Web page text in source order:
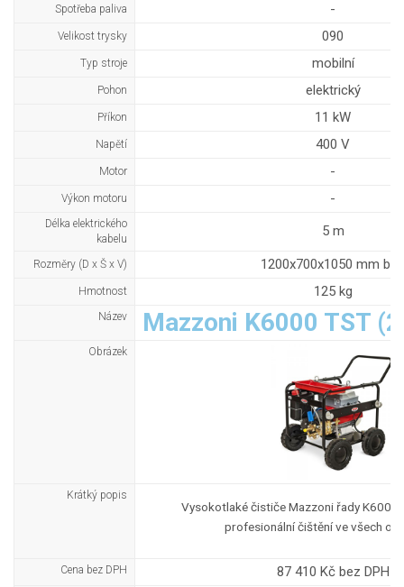
Spotřeba paliva -
Velikost trysky 090
Typ stroje mobilní
Pohon elektrický
Příkon 11 kW
Napětí 400 V
Motor -
Výkon motoru -
Délka elektrického
kabelu
5 m
Rozměry (D x Š x V) 1200x700x1050 mm box
Hmotnost 125 kg
Název Mazzoni K6000 TST
Obrázek
Krátký popis
Vysokotlaké čističe Mazzoni řady K6000
profesionální čištění ve všech
Cena bez DPH 87 410 Kč bez DPH